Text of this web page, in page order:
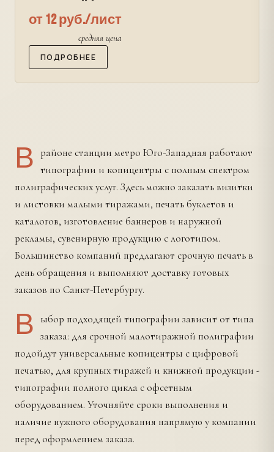
от 12 руб./лист
средняя цена
ПОДРОБНЕЕ
В районе станции метро Юго-Западная работают
типографии и копицентры с полным спектром
полиграфических услуг. Здесь можно заказать визитки
и листовки малыми тиражами, печать буклетов и
каталогов, изготовление баннеров и наружной
рекламы, сувенирную продукцию с логотипом.
Большинство компаний предлагают срочную печать в
день обращения и выполняют доставку готовых
заказов по Санкт-Петербургу.
В
ыбор подходящей типографии зависит от типа
заказа: для срочной малотиражной полиграфии
подойдут универсальные копицентры с цифровой
печатью, для крупных тиражей и книжной продукции -
типографии полного цикла с офсетным
оборудованием. Уточняйте сроки выполнения и
наличие нужного оборудования напрямую у компании
перед оформлением заказа.